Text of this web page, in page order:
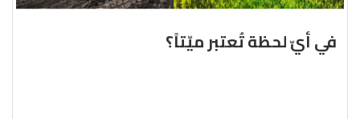
في أيّ لحظة تُعتبر ميّتاً؟